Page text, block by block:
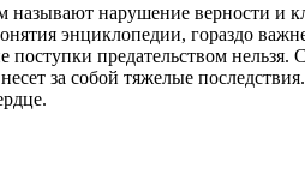
называют нарушение верности и
энциклопедии, гораздо
поступки предательством
за собой тяжелые